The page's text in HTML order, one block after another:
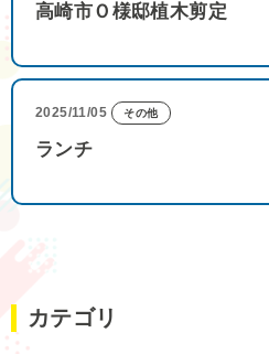
高崎市Ｏ様邸植木剪定
2025/11/05 その他
ランチ
カテゴリ